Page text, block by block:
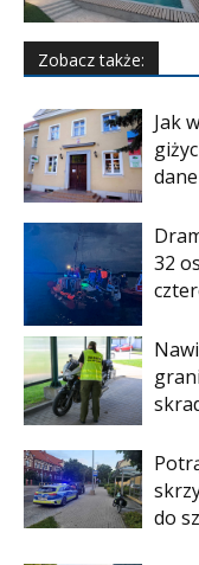
Zobacz także:
Jak
32
do